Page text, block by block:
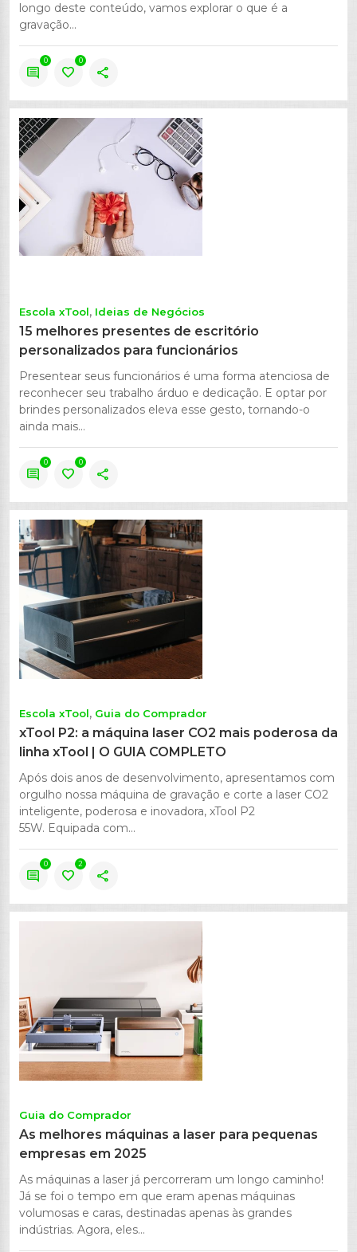
longo deste conteúdo, vamos explorar o que é a
gravação...
comment
0
favorite
0
share
Escola xTool Ideias de Negócios
15 melhores presentes de escritório
personalizados para funcionários
Presentear seus funcionários é uma forma atenciosa de
reconhecer seu trabalho árduo e dedicação. E optar por
brindes personalizados eleva esse gesto, tornando-o
ainda mais...
comment
0
favorite
0
share
Escola xTool Guia do Comprador
xTool P2: a máquina laser CO2 mais poderosa da
linha xTool | O GUIA COMPLETO
Após dois anos de desenvolvimento, apresentamos com
orgulho nossa máquina de gravação e corte a laser CO2
inteligente, poderosa e inovadora, xTool P2
55W. Equipada com...
comment
0
favorite
2
share
Guia do Comprador
As melhores máquinas a laser para pequenas
empresas em 2025
As máquinas a laser já percorreram um longo caminho!
Já se foi o tempo em que eram apenas máquinas
volumosas e caras, destinadas apenas às grandes
indústrias. Agora, eles...